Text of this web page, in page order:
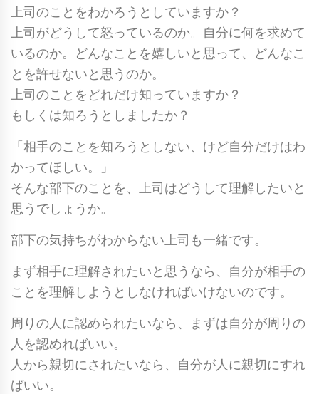
上司のことをわかろうとしていますか？
上司がどうして怒っているのか。自分に何を求めて
いるのか。どんなことを嬉しいと思って、どんなこ
とを許せないと思うのか。
上司のことをどれだけ知っていますか？
もしくは知ろうとしましたか？
「相手のことを知ろうとしない、けど自分だけはわ
かってほしい。」
そんな部下のことを、上司はどうして理解したいと
思うでしょうか。
部下の気持ちがわからない上司も一緒です。
まず相手に理解されたいと思うなら、自分が相手の
ことを理解しようとしなければいけないのです。
周りの人に認められたいなら、まずは自分が周りの
人を認めればいい。
人から親切にされたいなら、自分が人に親切にすれ
ばいい。